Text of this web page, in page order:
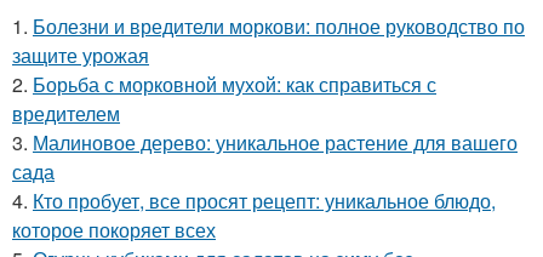
1. Болезни и вредители моркови: полное руководство по
защите урожая
2. Борьба с морковной мухой: как справиться с
вредителем
3. Малиновое дерево: уникальное растение для вашего
сада
4. Кто пробует, все просят рецепт: уникальное блюдо,
которое покоряет всех